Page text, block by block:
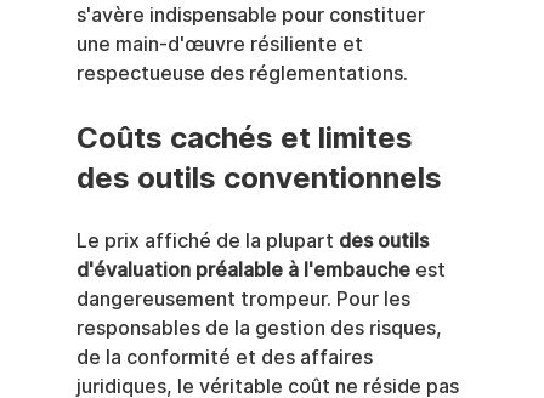
s'avère indispensable pour constituer
une main-d'œuvre résiliente et
respectueuse des réglementations.
Coûts cachés et limites
des outils conventionnels
Le prix affiché de la plupart des outils
d'évaluation préalable à l'embauche est
dangereusement trompeur. Pour les
responsables de la gestion des risques,
de la conformité et des affaires
juridiques, le véritable coût ne réside pas